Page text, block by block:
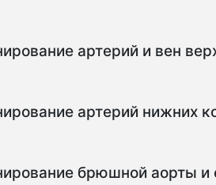
артерий и вен
артерий нижних
брюшной аорты и